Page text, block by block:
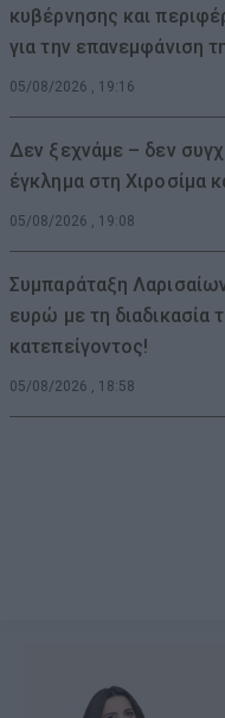
κυβέρνησης και
για την επανεμφάνιση
05/08/2026 , 19:16
Δεν ξεχνάμε – δεν
έγκλημα στη Χιροσίμα
05/08/2026 , 19:08
Συμπαράταξη
ευρώ με τη διαδικασία
κατεπείγοντος!
05/08/2026 , 18:58